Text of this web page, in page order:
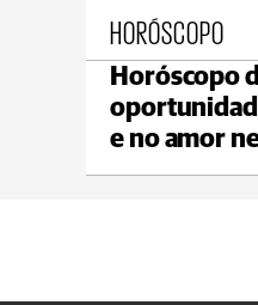
HORÓSCOPO
Horóscopo
e no amor